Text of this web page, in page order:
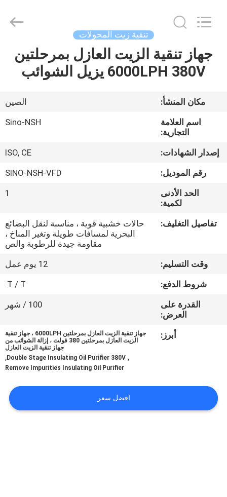
الصفحة
الرئيسية
منتجات
معلومات
عنا
جولة
المعمل
الجودة
اتصل
اطلب
اقتباس
Manufacture
Reserved.
تنقية زيت المحولات
جهاز تنقية الزيت العازل بمرحلتين
6000LPH 380V يزيل الشوائب
مكان المنشأ:
الصين
اسم العلامة
التجارية:
Sino-NSH
إصدار الشهادات:
ISO, CE
رقم الموديل:
SINO-NSH-VFD
الحد الأدنى
لكمية:
1
تفاصيل التغليف:
حالات خشبية قوية ، مناسبة لنقل البضائع
البحرية لمسافات طويلة وتغير المناخ ،
مقاومة جيدة للرطوبة والص
وقت التسليم:
12 يوم عمل
شروط الدفع:
T / T.
القدرة على
العرض:
100 / شهر
أبرز:
جهاز تنقية الزيت العازل بمرحلتين 6000LPH ، جهاز تنقية
الزيت العازل بمرحلتين 380 فولت ، إزالة الشوائب من
جهاز تنقية الزيت العازل
,
Double Stage Insulating Oil Purifier 380V
,
Remove Impurities Insulating Oil Purifier
افضل سعر